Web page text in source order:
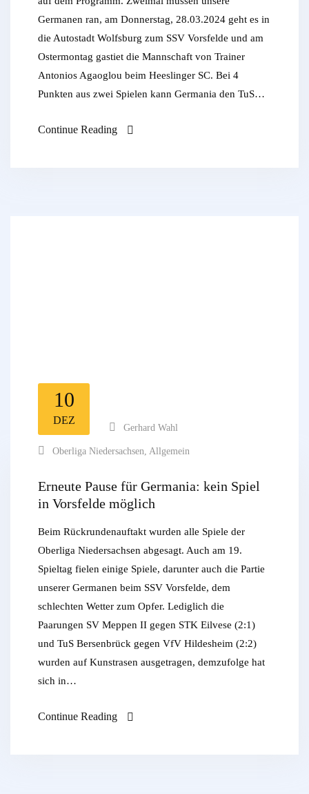
Germanen ran, am Donnerstag, 28.03.2024 geht es in
die Autostadt Wolfsburg zum SSV Vorsfelde und am
Ostermontag gastiet die Mannschaft von Trainer
Antonios Agaoglou beim Heeslinger SC. Bei 4
Punkten aus zwei Spielen kann Germania den TuS…
Continue Reading
10
DEZ
Gerhard Wahl
Oberliga Niedersachsen, Allgemein
Erneute Pause für Germania: kein Spiel
in Vorsfelde möglich
Beim Rückrundenauftakt wurden alle Spiele der
Oberliga Niedersachsen abgesagt. Auch am 19.
Spieltag fielen einige Spiele, darunter auch die Partie
unserer Germanen beim SSV Vorsfelde, dem
schlechten Wetter zum Opfer. Lediglich die
Paarungen SV Meppen II gegen STK Eilvese (2:1)
und TuS Bersenbrück gegen VfV Hildesheim (2:2)
wurden auf Kunstrasen ausgetragen, demzufolge hat
sich in…
Continue Reading